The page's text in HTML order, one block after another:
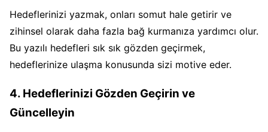
Hedeflerinizi yazmak, onları somut hale getirir ve
zihinsel olarak daha fazla bağ kurmanıza yardımcı olur.
Bu yazılı hedefleri sık sık gözden geçirmek,
hedeflerinize ulaşma konusunda sizi motive eder.
4. Hedeflerinizi Gözden Geçirin ve
Güncelleyin